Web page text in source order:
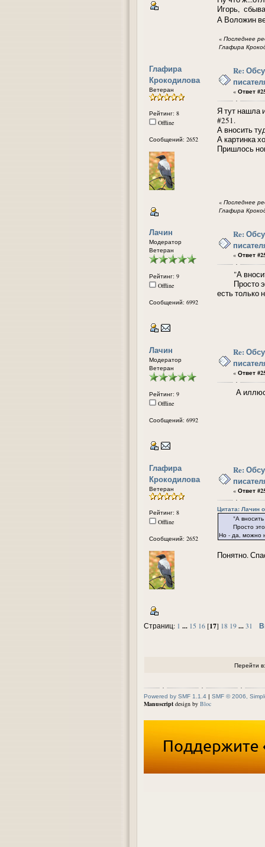
Игорь,
А Воложин
« Последнее
Глафира
Глафира
Крокодилова
Ветеран
Рейтинг: 8
Offline
Сообщений: 2652
Re:
« Ответ
Я тут нашла
#251.
А вносить
А картинка
Пришлось
« Последнее
Глафира
Лачин
Модератор
Ветеран
Рейтинг: 9
Offline
Сообщений: 6992
Re:
« Ответ
"А вносить
Просто
есть только
Лачин
Модератор
Ветеран
Рейтинг: 9
Offline
Сообщений: 6992
Re:
« Ответ
А
Глафира
Крокодилова
Ветеран
Рейтинг: 8
Offline
Сообщений: 2652
Re:
« Ответ
Цитата: Лачин
"А вносить
Просто это
Но - да, можно
Понятно.
Страниц: 1 ... 15 16 [17] 18 19 ... 31
Перейти в:
Powered by SMF 1.1.4 | SMF © 2006,
Manuscript design by Bloc